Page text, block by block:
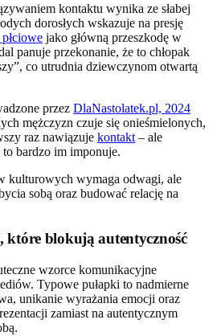
kontaktu wynika ze słabej
dorosłych wskazuje na presję
jako główną przeszkodę w
panuje przekonanie, że to chłopak
co utrudnia dziewczynom otwartą
przez DlaNastolatek.pl, 2024
mężczyzn czuje się onieśmielonych,
raz nawiązuje kontakt – ale
bardzo im imponuje.
kulturowych wymaga odwagi, ale
sobą oraz budować relację na
blokują autentyczność
wzorce komunikacyjne
Typowe pułapki to nadmierne
unikanie wyrażania emocji oraz
zamiast na autentycznym